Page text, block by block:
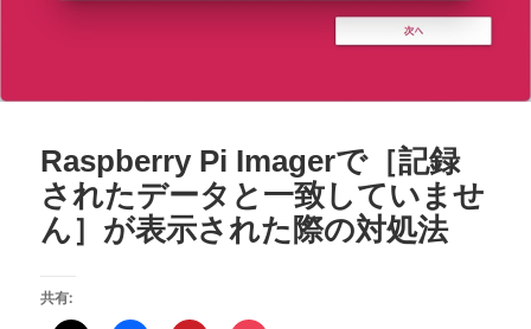
Raspberry Pi Imagerで［記録
されたデータと一致していませ
ん］が表示された際の対処法
共有: